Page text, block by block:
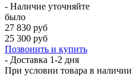
- Наличие уточняйте
было
27 830 руб
25 300 руб
Позвонить и купить
- Доставка 1-2 дня
При условии товара в наличии